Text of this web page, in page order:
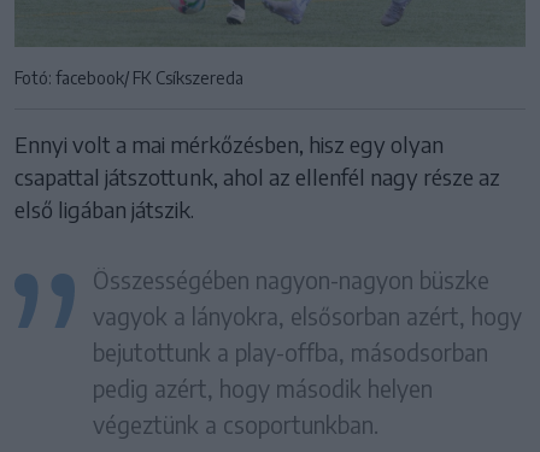
Fotó: facebook/ FK Csíkszereda
Ennyi volt a mai mérkőzésben, hisz egy olyan
csapattal játszottunk, ahol az ellenfél nagy része az
első ligában játszik.
Összességében nagyon-nagyon büszke
vagyok a lányokra, elsősorban azért, hogy
bejutottunk a play-offba, másodsorban
pedig azért, hogy második helyen
végeztünk a csoportunkban.